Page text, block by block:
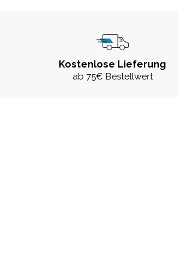
Kostenlose Lieferung
ab 75€ Bestellwert